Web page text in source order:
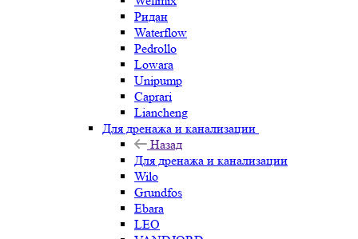
Ридан
Waterflow
Pedrollo
Lowara
Unipump
Caprari
Liancheng
Для дренажа и канализации
Назад
Для дренажа и канализации
Wilo
Grundfos
Ebara
LEO